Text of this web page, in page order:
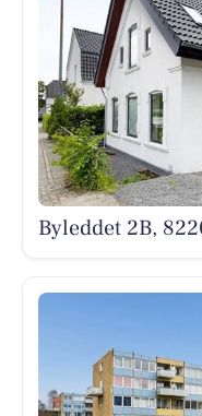
Byleddet 2B,